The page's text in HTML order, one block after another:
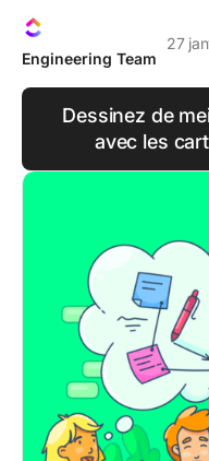
Engineering Team
27
Dessinez de
avec les